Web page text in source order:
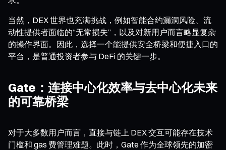
当然，DEX 世界也充满挑战，例如智能合约漏洞风险、流
动性提供者面临的“无常损失”，以及对新用户而言略显复杂
的操作界面。因此，选择一个能提供安全桥梁和便捷入口的
平台，是普通投资者参与 DeFi 的关键一步。
Gate：连接中心化效率与去中心化未来
的可靠桥梁
对于大多数用户而言，直接与链上 DEX 交互可能存在技术
门槛和 gas 费管理难题。此时，Gate 作为全球领先的加密